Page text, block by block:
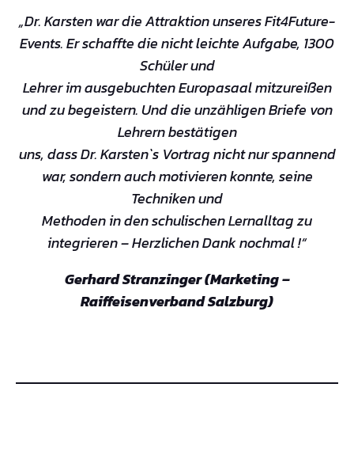
„Dr. Karsten war die Attraktion unseres Fit4Future-
Events. Er schaffte die nicht leichte Aufgabe, 1300
Schüler und
Lehrer im ausgebuchten Europasaal mitzureißen
und zu begeistern. Und die unzähligen Briefe von
Lehrern bestätigen
uns, dass Dr. Karsten`s Vortrag nicht nur spannend
war, sondern auch motivieren konnte, seine
Techniken und
Methoden in den schulischen Lernalltag zu
integrieren – Herzlichen Dank nochmal !“
Gerhard Stranzinger (Marketing –
Raiffeisenverband Salzburg)